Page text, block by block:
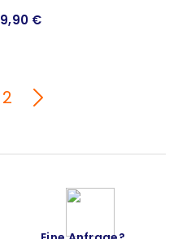
9,90 €
2